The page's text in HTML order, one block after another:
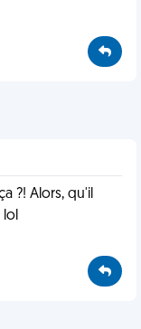
?! Alors, qu'il